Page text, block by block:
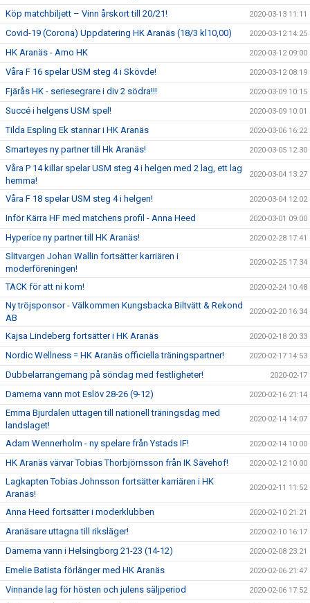
Köp matchbiljett – Vinn årskort till 20/21! 2020-03-13 11:11
Covid-19 (Corona) Uppdatering HK Aranäs (18/3 kl10,00) 2020-03-12 14:25
HK Aranäs - Amo HK 2020-03-12 09:00
Våra F 16 spelar USM steg 4 i Skövde! 2020-03-12 08:19
Fjärås HK - seriesegrare i div 2 södra!!! 2020-03-09 10:15
Succé i helgens USM spel! 2020-03-09 10:01
Tilda Espling Ek stannar i HK Aranäs 2020-03-06 16:22
Smarteyes ny partner till Hk Aranäs! 2020-03-05 12:30
Våra P 14 killar spelar USM steg 4 i helgen med 2 lag, ett lag
hemma!
2020-03-04 13:27
Våra F 18 spelar USM steg 4 i helgen! 2020-03-04 12:02
Inför Kärra HF med matchens profil - Anna Heed 2020-03-01 09:00
Hyperice ny partner till HK Aranäs! 2020-02-28 17:41
Slitvargen Johan Wallin fortsätter karriären i
moderföreningen!
2020-02-25 17:34
TACK för att ni kom! 2020-02-24 10:48
Ny tröjsponsor - Välkommen Kungsbacka Biltvätt & Rekond
AB
2020-02-20 16:34
Kajsa Lindeberg fortsätter i HK Aranäs 2020-02-18 20:33
Nordic Wellness = HK Aranäs officiella träningspartner! 2020-02-17 14:53
Dubbelarrangemang på söndag med festligheter! 2020-02-17
Damerna vann mot Eslöv 28-26 (9-12) 2020-02-16 21:14
Emma Bjurdalen uttagen till nationell träningsdag med
landslaget!
2020-02-14 14:07
Adam Wennerholm - ny spelare från Ystads IF! 2020-02-14 10:00
HK Aranäs värvar Tobias Thorbjörnsson från IK Sävehof! 2020-02-12 10:00
Lagkapten Tobias Johnsson fortsätter karriären i HK
Aranäs!
2020-02-11 11:52
Anna Heed fortsätter i moderklubben 2020-02-10 21:21
Aranäsare uttagna till riksläger! 2020-02-10 16:17
Damerna vann i Helsingborg 21-23 (14-12) 2020-02-08 23:21
Emelie Batista förlänger med HK Aranäs 2020-02-06 21:47
Vinnande lag för hösten och julens säljperiod 2020-02-06 17:52